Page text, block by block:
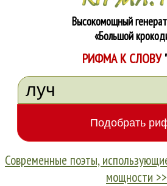
Высокомощный
«Большой
РИФМА К СЛОВУ
Современные поэты,
мощности >>